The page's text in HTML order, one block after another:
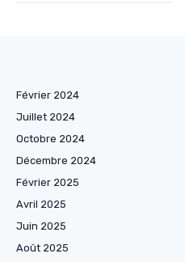
Février 2024
Juillet 2024
Octobre 2024
Décembre 2024
Février 2025
Avril 2025
Juin 2025
Août 2025